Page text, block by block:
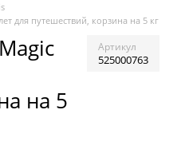
для путешествий, корзина на 5 кг
на 5
Артикул
525000763